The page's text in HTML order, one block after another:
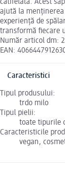
catifelată. Acest
ajută la
experiență de
transformă fiecare
Număr articol dm:
EAN:
Caracteristici
Tipul produsului:
trdo milo
Tipul pielii:
toate tipurile
Caracteristicile
vegan,